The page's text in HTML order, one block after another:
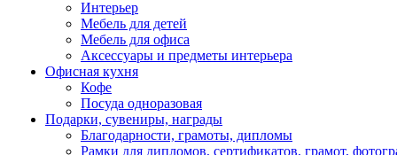
Интерьер
Мебель для детей
Мебель для офиса
Аксессуары и предметы интерьера
Офисная кухня
Кофе
Посуда одноразовая
Подарки, сувениры, награды
Благодарности, грамоты, дипломы
Рамки для дипломов, сертификатов, грамот,